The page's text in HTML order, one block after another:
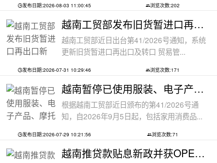
发布日期:2026-08-03 11:00:45 浏览次数:202
越南工贸部发布旧货暂进口再出口新规：
越南工贸部近日出台第41/2026号通知，系统
更新旧货暂进口再出口及转口 贸易管...
发布日期:2026-07-31 10:29:46 浏览次数:171
越南暂停已使用服装、电子产品、摩托车
根据越南工贸部近日颁布的第41/2026号通
知，自2026年9月5日起，包括家用消费品...
发布日期:2026-07-29 10:21:56 浏览次数:71
越南推贷款贴息新政并获OPEC基金5000万美